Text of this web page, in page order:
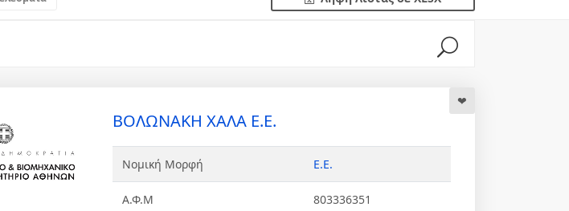
ΒΟΛΩΝΑΚΗ ΧΑΛΑ Ε.Ε.
Νομική Μορφή Ε.Ε.
Α.Φ.Μ 803336351